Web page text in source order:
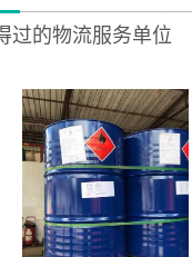
过的物流服务单位